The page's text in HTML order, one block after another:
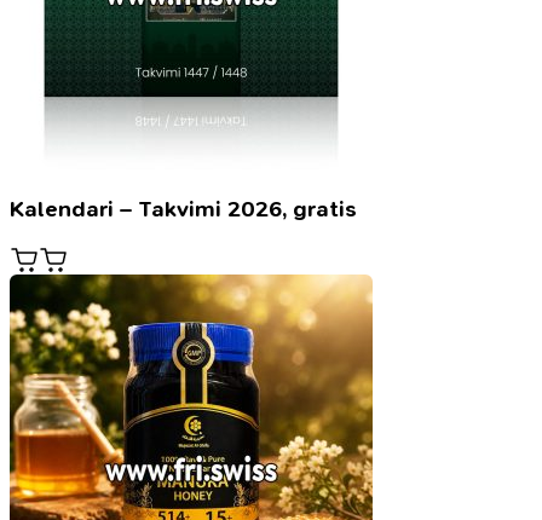
Kalendari – Takvimi 2026, gratis